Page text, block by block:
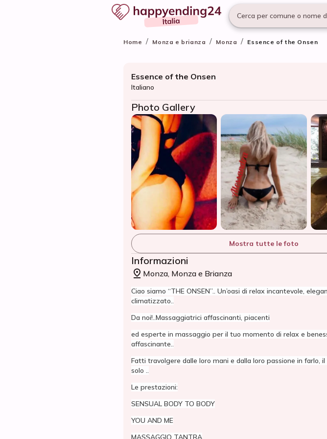
Cerca per comune o nome
Home / Monza e brianza / Monza / Essence of the Onsen
Essence of the Onsen
Italiano
Photo Gallery
Mostra tutte le foto
Informazioni
Monza, Monza e Brianza
Ciao siamo “THE ONSEN”.. Un’oasi di relax incantevole,
climatizzato..
Da noi!..Massaggiatrici affascinanti, piacenti
ed esperte in massaggio per il tuo momento di relax e
affascinante..
Fatti travolgere dalle loro mani e dalla loro passione in farlo,
solo ..
Le prestazioni:
SENSUAL BODY TO BODY
YOU AND ME
MASSAGGIO TANTRA